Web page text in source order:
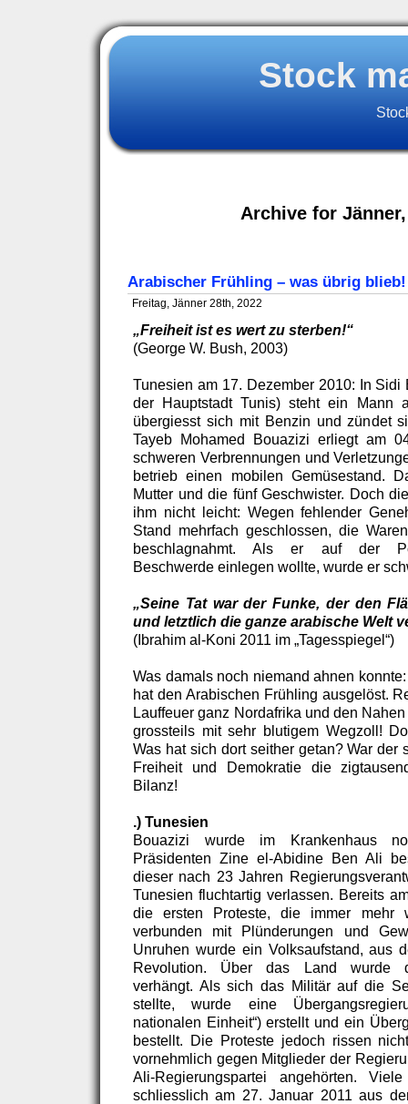
Stock
Archive for Jänner,
Arabischer Frühling – was übrig blieb!
Freitag, Jänner 28th, 2022
„Freiheit ist es wert zu sterben!“
(George W. Bush, 2003)
Tunesien am 17. Dezember 2010: In
der Hauptstadt Tunis) steht ein Mann
übergiesst sich mit Benzin und zündet
Tayeb Mohamed Bouazizi erliegt am
schweren Verbrennungen und
betrieb einen mobilen Gemüsestand.
Mutter und die fünf Geschwister. Doch
ihm nicht leicht: Wegen fehlender
Stand mehrfach geschlossen, die
beschlagnahmt. Als er auf der
Beschwerde einlegen wollte, wurde er
„Seine Tat war der Funke, der den
und letztlich die ganze arabische Welt
(Ibrahim al-Koni 2011 im „Tagesspiegel“)
Was damals noch niemand ahnen
hat den Arabischen Frühling ausgelöst.
Lauffeuer ganz Nordafrika und den
grossteils mit sehr blutigem Wegzoll!
Was hat sich dort seither getan? War der
Freiheit und Demokratie die
Bilanz!
.) Tunesien
Bouazizi wurde im Krankenhaus
Präsidenten Zine el-Abidine Ben Ali
dieser nach 23 Jahren
Tunesien fluchtartig verlassen. Bereits
die ersten Proteste, die immer mehr
verbunden mit Plünderungen und
Unruhen wurde ein Volksaufstand, aus
Revolution. Über das Land wurde
verhängt. Als sich das Militär auf die
stellte, wurde eine
nationalen Einheit“) erstellt und ein
bestellt. Die Proteste jedoch rissen
vornehmlich gegen Mitglieder der
Ali-Regierungspartei angehörten.
schliesslich am 27. Januar 2011 aus